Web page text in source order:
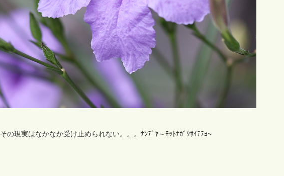
その現実はなかなか受け止められない。。。ﾅﾝﾃﾞﾔ～ﾓｯﾄﾅｶﾞｸｻｲﾃﾃﾖ~